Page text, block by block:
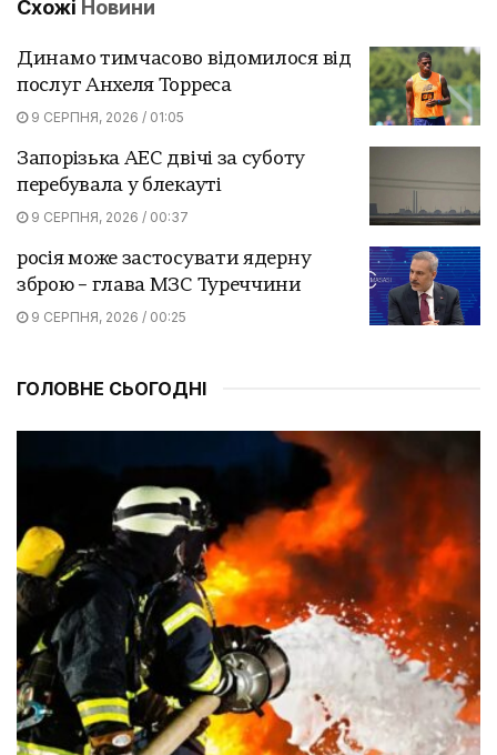
Схожі Новини
Динамо тимчасово відомилося від
послуг Анхеля Торреса
9 СЕРПНЯ, 2026 / 01:05
Запорізька АЕС двічі за суботу
перебувала у блекауті
9 СЕРПНЯ, 2026 / 00:37
росія може застосувати ядерну
зброю – глава МЗС Туреччини
9 СЕРПНЯ, 2026 / 00:25
ГОЛОВНЕ СЬОГОДНІ